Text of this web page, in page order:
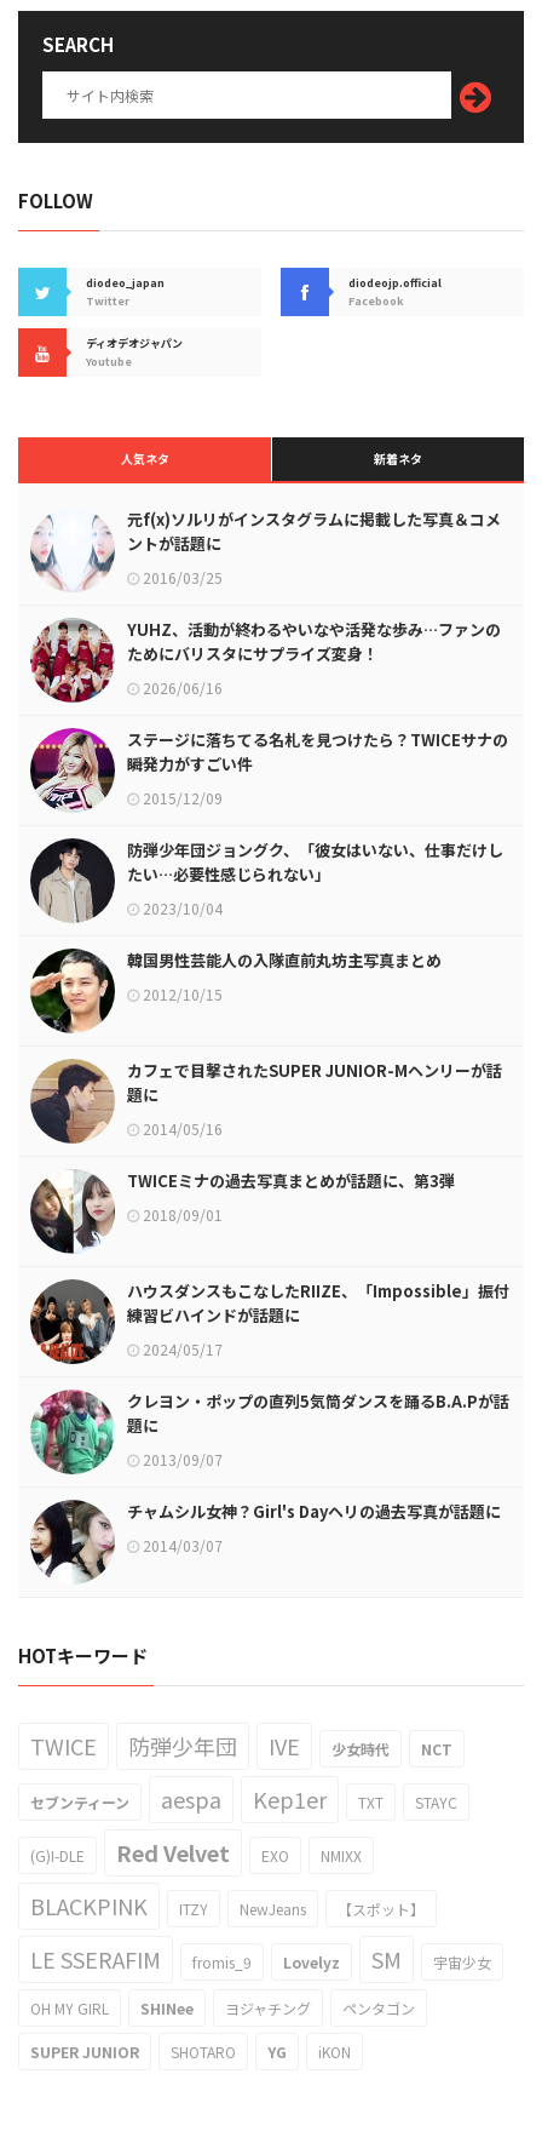
SEARCH
FOLLOW
diodeo_japan
Twitter
diodeojp.official
Facebook
ディオデオジャパン
Youtube
人気ネタ 新着ネタ
元f(x)ソルリがインスタグラムに掲載した写真＆コメ
ントが話題に
2016/03/25
YUHZ、活動が終わるやいなや活発な歩み…ファンの
ためにバリスタにサプライズ変身！
2026/06/16
ステージに落ちてる名札を見つけたら？TWICEサナの
瞬発力がすごい件
2015/12/09
防弾少年団ジョングク、「彼女はいない、仕事だけし
たい…必要性感じられない」
2023/10/04
韓国男性芸能人の入隊直前丸坊主写真まとめ
2012/10/15
カフェで目撃されたSUPER JUNIOR-Mヘンリーが話
題に
2014/05/16
TWICEミナの過去写真まとめが話題に、第3弾
2018/09/01
ハウスダンスもこなしたRIIZE、「Impossible」振付
練習ビハインドが話題に
2024/05/17
クレヨン・ポップの直列5気筒ダンスを踊るB.A.Pが話
題に
2013/09/07
チャムシル女神？Girl's Dayヘリの過去写真が話題に
2014/03/07
HOTキーワード
TWICE 防弾少年団 IVE 少女時代 NCT
セブンティーン aespa Kep1er TXT STAYC
(G)I-DLE Red Velvet EXO NMIXX
BLACKPINK ITZY NewJeans 【スポット】
LE SSERAFIM fromis_9 Lovelyz SM 宇宙少女
OH MY GIRL SHINee ヨジャチング ペンタゴン
SUPER JUNIOR SHOTARO YG iKON